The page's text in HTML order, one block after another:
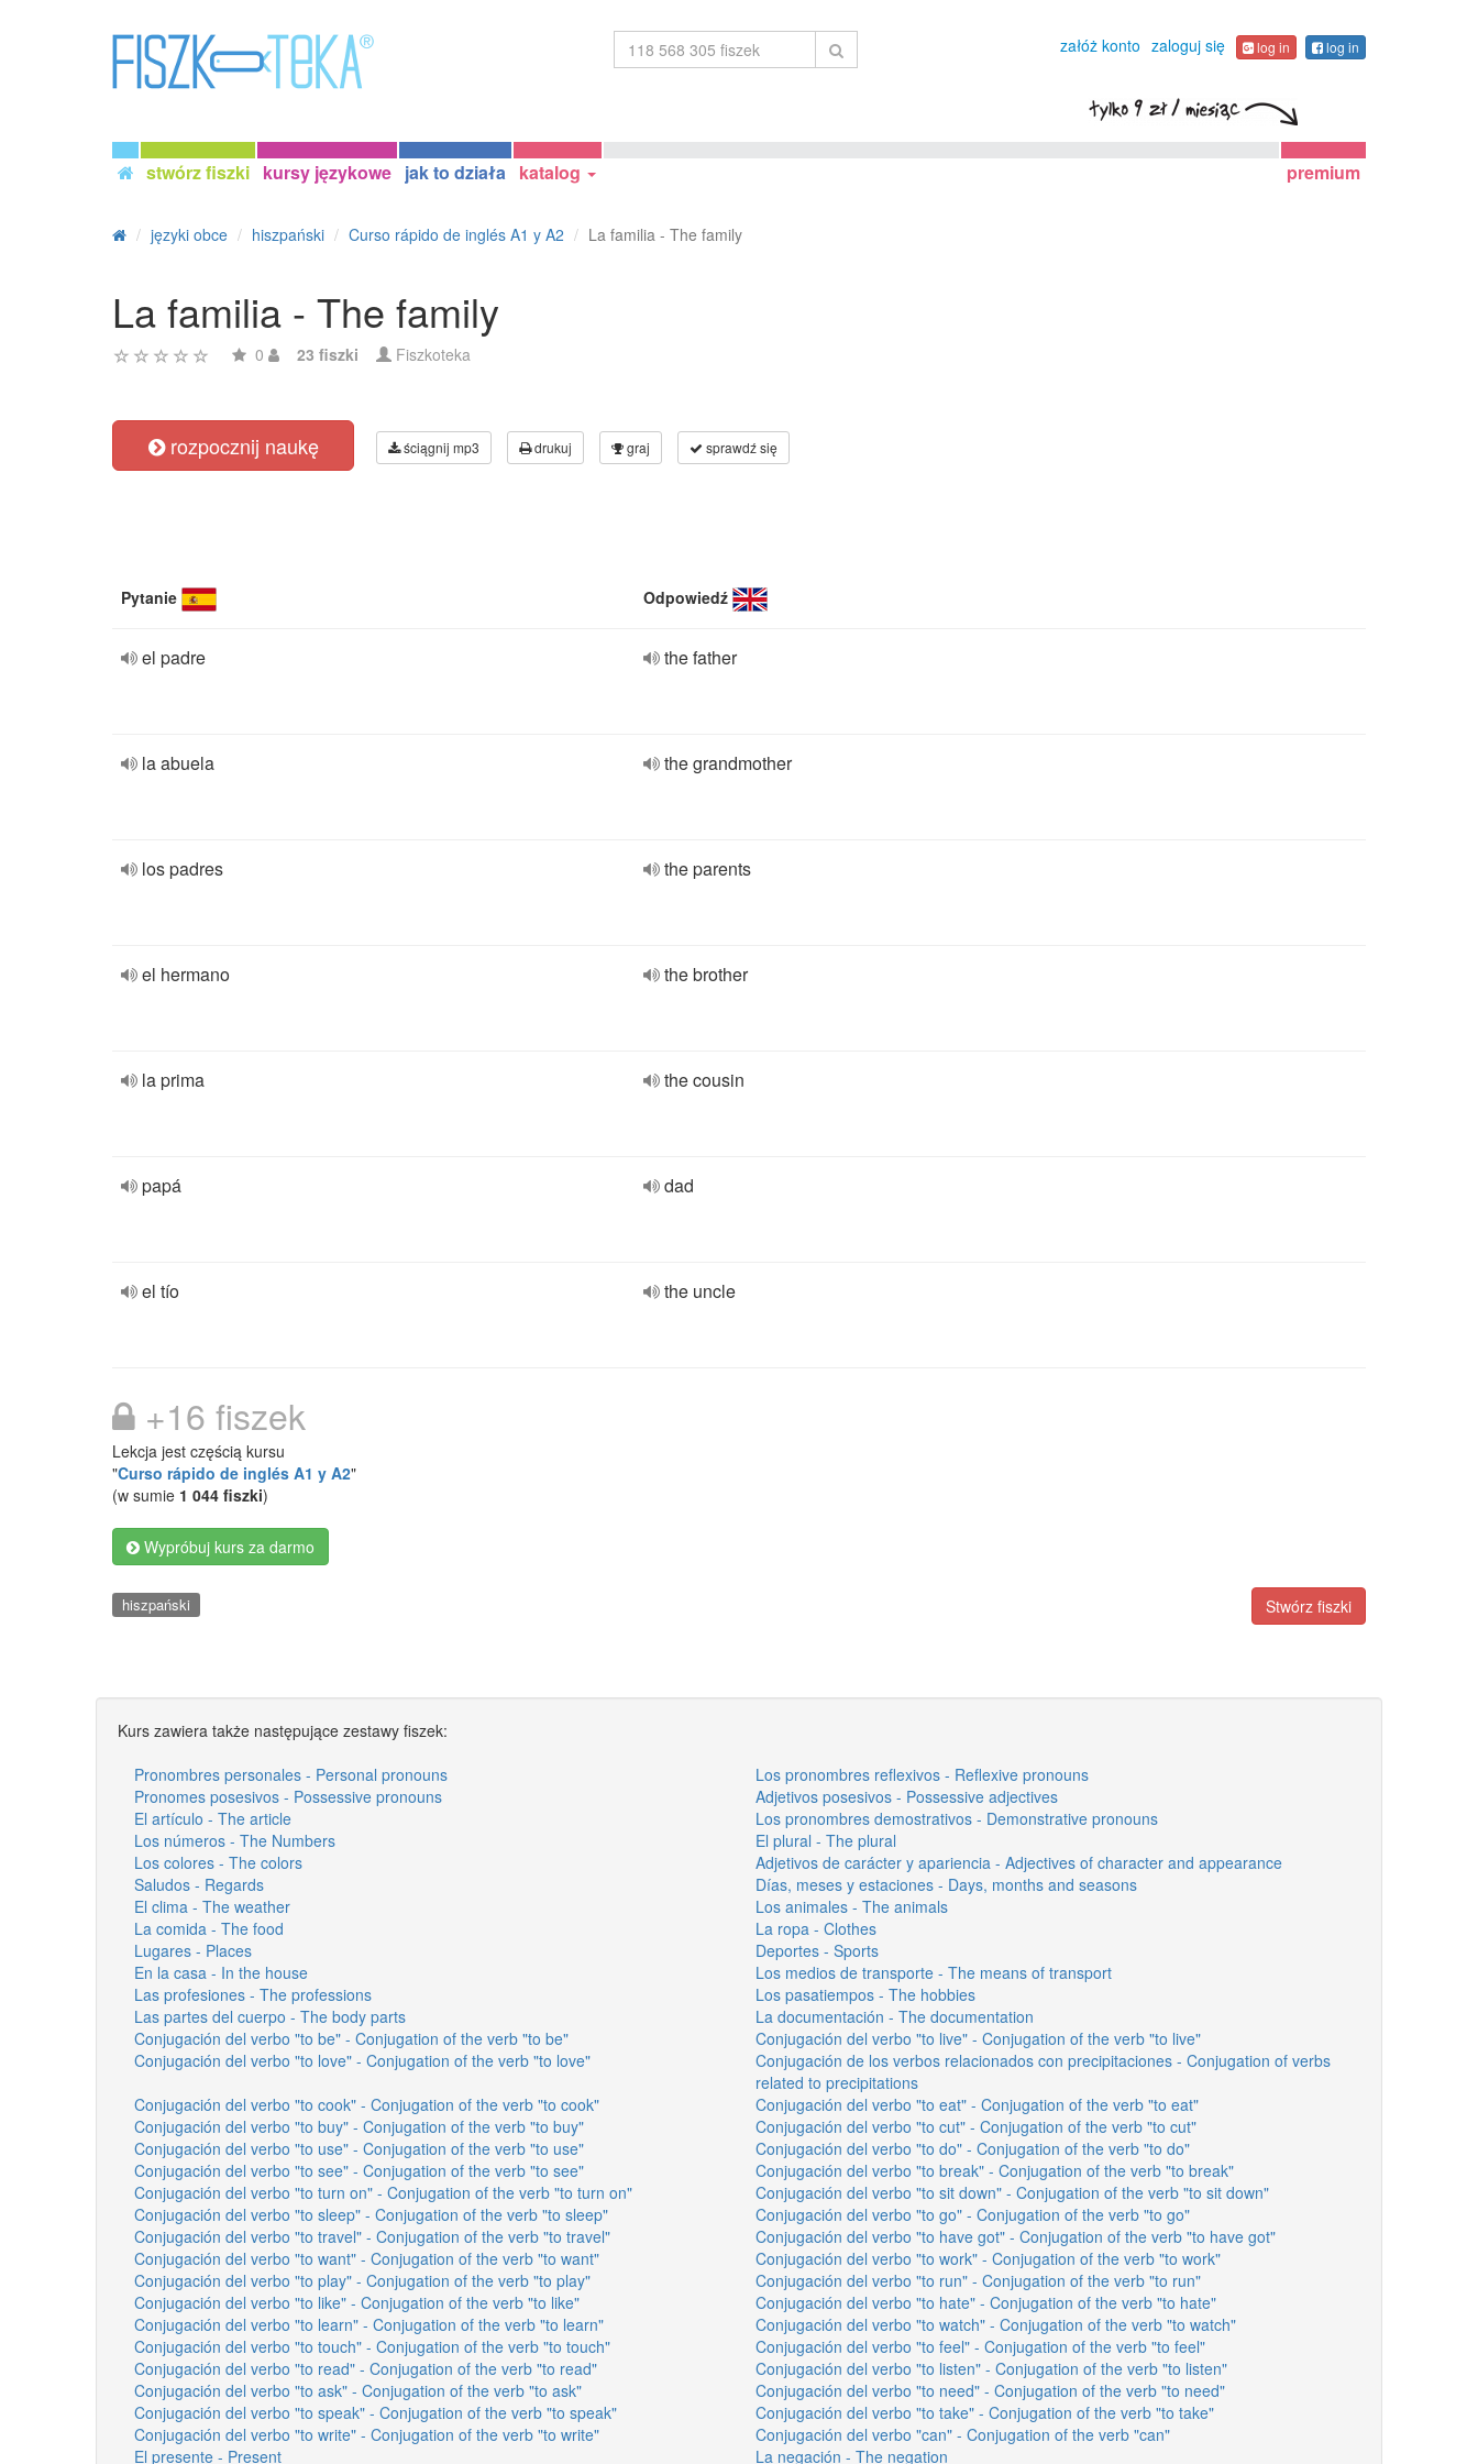
załóż konto zaloguj się log in log in
stwórz fiszki kursy językowe jak to działa katalog premium
języki obce hiszpański Curso rápido de inglés A1 y A2 La familia - The family
La familia - The family
0 23 fiszki Fiszkoteka
rozpocznij naukę ściągnij mp3 drukuj graj sprawdź się
Pytanie Odpowiedź
el padre the father
la abuela the grandmother
los padres the parents
el hermano the brother
la prima the cousin
papá dad
el tío the uncle
+16 fiszek
Lekcja jest częścią kursu
"Curso rápido de inglés A1 y A2"
(w sumie 1 044 fiszki)
Wypróbuj kurs za darmo
Stwórz fiszki
hiszpański
Kurs zawiera także następujące zestawy fiszek:
Pronombres personales - Personal pronouns
Los pronombres reflexivos - Reflexive pronouns
Pronomes posesivos - Possessive pronouns
Adjetivos posesivos - Possessive adjectives
El artículo - The article
Los pronombres demostrativos - Demonstrative pronouns
Los números - The Numbers
El plural - The plural
Los colores - The colors
Adjetivos de carácter y apariencia - Adjectives of character and appearance
Saludos - Regards
Días, meses y estaciones - Days, months and seasons
El clima - The weather
Los animales - The animals
La comida - The food
La ropa - Clothes
Lugares - Places
Deportes - Sports
En la casa - In the house
Los medios de transporte - The means of transport
Las profesiones - The professions
Los pasatiempos - The hobbies
Las partes del cuerpo - The body parts
La documentación - The documentation
Conjugación del verbo "to be" - Conjugation of the verb "to be"
Conjugación del verbo "to live" - Conjugation of the verb "to live"
Conjugación del verbo "to love" - Conjugation of the verb "to love"
Conjugación de los verbos relacionados con precipitaciones - Conjugation of verbs
related to precipitations
Conjugación del verbo "to cook" - Conjugation of the verb "to cook"
Conjugación del verbo "to eat" - Conjugation of the verb "to eat"
Conjugación del verbo "to buy" - Conjugation of the verb "to buy"
Conjugación del verbo "to cut" - Conjugation of the verb "to cut"
Conjugación del verbo "to use" - Conjugation of the verb "to use"
Conjugación del verbo "to do" - Conjugation of the verb "to do"
Conjugación del verbo "to see" - Conjugation of the verb "to see"
Conjugación del verbo "to break" - Conjugation of the verb "to break"
Conjugación del verbo "to turn on" - Conjugation of the verb "to turn on"
Conjugación del verbo "to sit down" - Conjugation of the verb "to sit down"
Conjugación del verbo "to sleep" - Conjugation of the verb "to sleep"
Conjugación del verbo "to go" - Conjugation of the verb "to go"
Conjugación del verbo "to travel" - Conjugation of the verb "to travel"
Conjugación del verbo "to have got" - Conjugation of the verb "to have got"
Conjugación del verbo "to want" - Conjugation of the verb "to want"
Conjugación del verbo "to work" - Conjugation of the verb "to work"
Conjugación del verbo "to play" - Conjugation of the verb "to play"
Conjugación del verbo "to run" - Conjugation of the verb "to run"
Conjugación del verbo "to like" - Conjugation of the verb "to like"
Conjugación del verbo "to hate" - Conjugation of the verb "to hate"
Conjugación del verbo "to learn" - Conjugation of the verb "to learn"
Conjugación del verbo "to watch" - Conjugation of the verb "to watch"
Conjugación del verbo "to touch" - Conjugation of the verb "to touch"
Conjugación del verbo "to feel" - Conjugation of the verb "to feel"
Conjugación del verbo "to read" - Conjugation of the verb "to read"
Conjugación del verbo "to listen" - Conjugation of the verb "to listen"
Conjugación del verbo "to ask" - Conjugation of the verb "to ask"
Conjugación del verbo "to need" - Conjugation of the verb "to need"
Conjugación del verbo "to speak" - Conjugation of the verb "to speak"
Conjugación del verbo "to take" - Conjugation of the verb "to take"
Conjugación del verbo "to write" - Conjugation of the verb "to write"
Conjugación del verbo "can" - Conjugation of the verb "can"
El presente - Present
La negación - The negation